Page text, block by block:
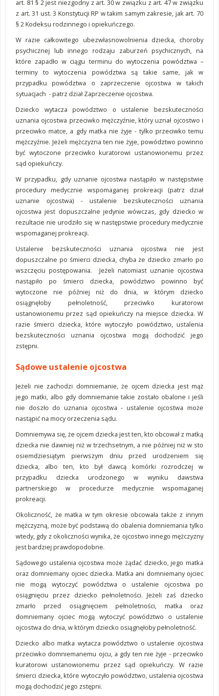
art. 81 § 2 jest niezgodny z art. 30 w związku z art. 47 w związku
z art. 31 ust. 3 Konstytucji RP w takim samym zakresie, jak art. 70
§ 2 Kodeksu rodzinnego i opiekuńczego.
W razie całkowitego ubezwłasnowolnienia dziecka, choroby
psychicznej lub innego rodzaju zaburzeń psychicznych, na
które zapadło w ciągu terminu do wytoczenia powództwa –
terminy to wytoczenia powództwa są takie same, jak w
przypadku powództwa o zaprzeczenie ojcostwa w takich
sytuacjach - patrz dział Zaprzeczenie ojcostwa.
Dziecko wytacza powództwo o ustalenie bezskuteczności
uznania ojcostwa przeciwko mężczyźnie, który uznał ojcostwo i
przeciwko matce, a gdy matka nie żyje - tylko przeciwko temu
mężczyźnie. Jeżeli mężczyzna ten nie żyje, powództwo powinno
być wytoczone przeciwko kuratorowi ustanowionemu przez
sąd opiekuńczy.
W przypadku, gdy uznanie ojcostwa nastąpiło w następstwie
procedury medycznie wspomaganej prokreacji (patrz dział
uznanie ojcostwa) - ustalenie bezskuteczności uznania
ojcostwa jest dopuszczalne jedynie wówczas, gdy dziecko w
rezultacie nie urodziło się w następstwie procedury medycznie
wspomaganej prokreacji.
Ustalenie bezskuteczności uznania ojcostwa nie jest
dopuszczalne po śmierci dziecka, chyba że dziecko zmarło po
wszczęciu postępowania. Jeżeli natomiast uznanie ojcostwa
nastąpiło po śmierci dziecka, powództwo powinno być
wytoczone nie później niż do dnia, w którym dziecko
osiągnęłoby pełnoletność, przeciwko kuratorowi
ustanowionemu przez sąd opiekuńczy na miejsce dziecka. W
razie śmierci dziecka, które wytoczyło powództwo, ustalenia
bezskuteczności uznania ojcostwa mogą dochodzić jego
zstępni.
Sądowe ustalenie ojcostwa
Jeżeli nie zachodzi domniemanie, że ojcem dziecka jest mąż
jego matki, albo gdy domniemanie takie zostało obalone i jeśli
nie doszło do uznania ojcostwa - ustalenie ojcostwa może
nastąpić na mocy orzeczenia sądu.
Domniemywa się, że ojcem dziecka jest ten, kto obcował z matką
dziecka nie dawniej niż w trzechsetnym, a nie później niż w sto
osiemdziesiątym pierwszym dniu przed urodzeniem się
dziecka, albo ten, kto był dawcą komórki rozrodczej w
przypadku dziecka urodzonego w wyniku dawstwa
partnerskiego w procedurze medycznie wspomaganej
prokreacji.
Okoliczność, że matka w tym okresie obcowała także z innym
mężczyzną, może być podstawą do obalenia domniemania tylko
wtedy, gdy z okoliczności wynika, że ojcostwo innego mężczyzny
jest bardziej prawdopodobne.
Sądowego ustalenia ojcostwa może żądać dziecko, jego matka
oraz domniemany ojciec dziecka. Matka ani domniemany ojciec
nie mogą wytoczyć powództwa o ustalenie ojcostwa po
osiągnięciu przez dziecko pełnoletności. Jeżeli zaś dziecko
zmarło przed osiągnięciem pełnoletności, matka oraz
domniemany ojciec mogą wytoczyć powództwo o ustalenie
ojcostwa do dnia, w którym dziecko osiągnęłoby pełnoletność.
Dziecko albo matka wytacza powództwo o ustalenie ojcostwa
przeciwko domniemanemu ojcu, a gdy ten nie żyje - przeciwko
kuratorowi ustanowionemu przez sąd opiekuńczy. W razie
śmierci dziecka, które wytoczyło powództwo, ustalenia ojcostwa
mogą dochodzić jego zstępni.